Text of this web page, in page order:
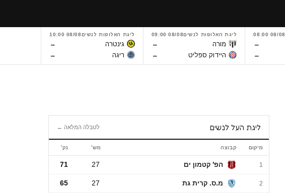
08/08 08:00
–
–
ליגת האלופות לנשים08/08 09:00
מורה –
היידוק ספליט –
ליגת האלופות לנשים08/08 10:00
גינטרה –
ריגה –
ליגת העל לנשים לטבלה המלאה ←
ליגת העל לנשים
מיקום קבוצה מש׳ נק׳
1 הפ' קטמון ים 27
71
2 מ.ס. קרית גת 27
65